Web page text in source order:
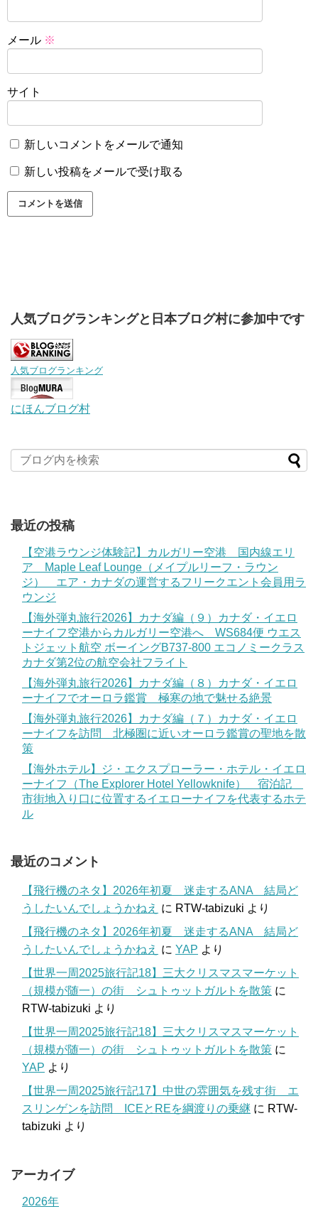
メール ※
サイト
新しいコメントをメールで通知
新しい投稿をメールで受け取る
人気ブログランキングと日本ブログ村に参加中です
人気ブログランキング
にほんブログ村
最近の投稿
【空港ラウンジ体験記】カルガリー空港 国内線エリ
ア Maple Leaf Lounge（メイプルリーフ・ラウン
ジ） エア・カナダの運営するフリークエント会員用ラ
ウンジ
【海外弾丸旅行2026】カナダ編（９）カナダ・イエロ
ーナイフ空港からカルガリー空港へ WS684便 ウエス
トジェット航空 ボーイングB737-800 エコノミークラス
カナダ第2位の航空会社フライト
【海外弾丸旅行2026】カナダ編（８）カナダ・イエロ
ーナイフでオーロラ鑑賞 極寒の地で魅せる絶景
【海外弾丸旅行2026】カナダ編（７）カナダ・イエロ
ーナイフを訪問 北極圏に近いオーロラ鑑賞の聖地を散
策
【海外ホテル】ジ・エクスプローラー・ホテル・イエロ
ーナイフ（The Explorer Hotel Yellowknife） 宿泊記
市街地入り口に位置するイエローナイフを代表するホテ
ル
最近のコメント
【飛行機のネタ】2026年初夏 迷走するANA 結局ど
うしたいんでしょうかねえ に RTW-tabizuki より
【飛行機のネタ】2026年初夏 迷走するANA 結局ど
うしたいんでしょうかねえ に YAP より
【世界一周2025旅行記18】三大クリスマスマーケット
（規模が随一）の街 シュトゥットガルトを散策 に
RTW-tabizuki より
【世界一周2025旅行記18】三大クリスマスマーケット
（規模が随一）の街 シュトゥットガルトを散策 に
YAP より
【世界一周2025旅行記17】中世の雰囲気を残す街 エ
スリンゲンを訪問 ICEとREを綱渡りの乗継 に RTW-
tabizuki より
アーカイブ
2026年